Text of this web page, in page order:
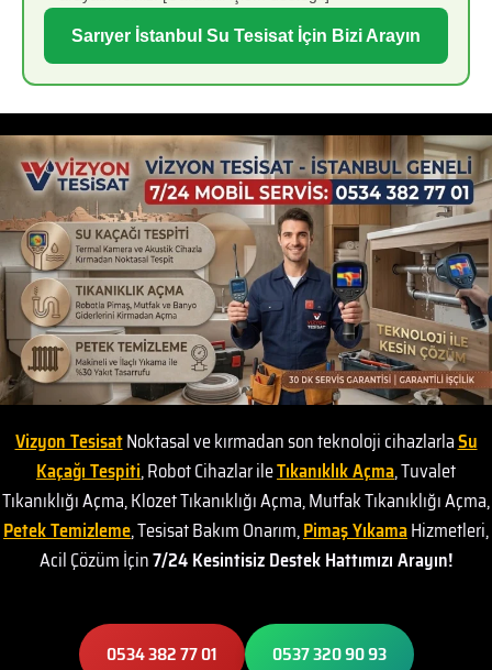
Sarıyer İstanbul Su Tesisat İçin Bizi Arayın
Vizyon TesisatNoktasal ve kırmadan son teknoloji cihazlarlaSu
Kaçağı Tespiti, Robot Cihazlar ileTıkanıklık Açma, Tuvalet
Tıkanıklığı Açma, Klozet Tıkanıklığı Açma, Mutfak Tıkanıklığı Açma,
Petek Temizleme, Tesisat Bakım Onarım,Pimaş YıkamaHizmetleri,
Acil Çözüm İçin7/24 Kesintisiz Destek Hattımızı Arayın!
0534 382 77 01 0537 320 90 93